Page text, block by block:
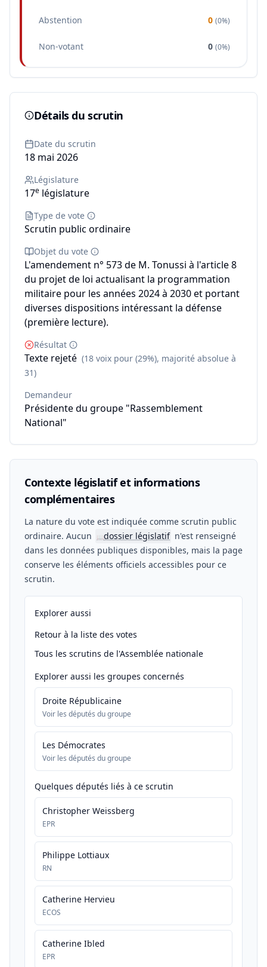
Abstention 0 (0%)
Non-votant 0 (0%)
Détails du scrutin
Date du scrutin
18 mai 2026
Législature
17e législature
Type de vote
Scrutin public ordinaire
Objet du vote
L'amendement n° 573 de M. Tonussi à l'article 8
du projet de loi actualisant la programmation
militaire pour les années 2024 à 2030 et portant
diverses dispositions intéressant la défense
(première lecture).
Résultat
Texte rejeté (18 voix pour (29%), majorité absolue à
31)
Demandeur
Présidente du groupe "Rassemblement
National"
Contexte législatif et informations
complémentaires
La nature du vote est indiquée comme scrutin public
ordinaire. Aucun
📖dossier législatif n'est renseigné
dans les données publiques disponibles, mais la page
conserve les éléments officiels accessibles pour ce
scrutin.
Explorer aussi
Retour à la liste des votes
Tous les scrutins de l'Assemblée nationale
Explorer aussi les groupes concernés
Droite Républicaine
Voir les députés du groupe
Les Démocrates
Voir les députés du groupe
Quelques députés liés à ce scrutin
Christopher Weissberg
EPR
Philippe Lottiaux
RN
Catherine Hervieu
ECOS
Catherine Ibled
EPR